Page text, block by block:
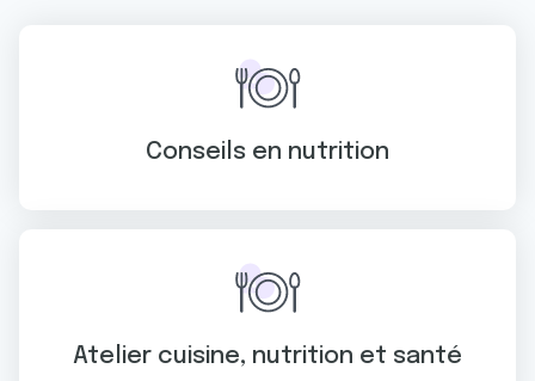
Conseils en nutrition
Atelier cuisine, nutrition et santé